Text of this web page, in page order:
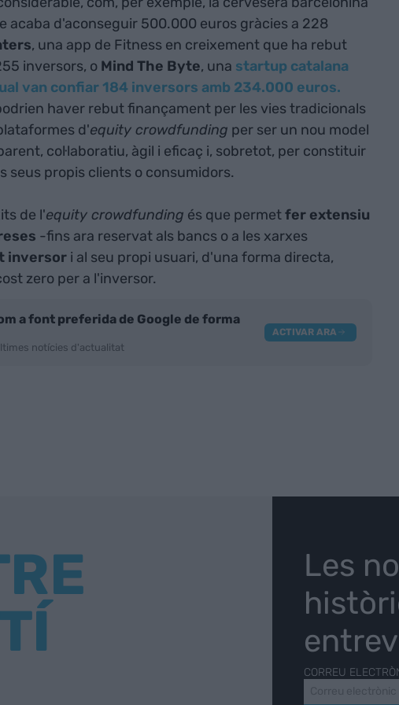
acaba d'aconseguir 500.000 euros gràcies a 228
, una app de Fitness en creixement que ha rebut
inversors, o Mind The Byte, una startup catalana
van confiar 184 inversors amb 234.000 euros.
haver rebut finançament per les vies tradicionals
d'equity crowdfunding per ser un nou model
col·laboratiu, àgil i eficaç i, sobretot, per constituir
seus propis clients o consumidors.
de l'equity crowdfunding és que permetfer extensiu
-fins ara reservat als bancs o a les xarxes
inversori al seu propi usuari, d'una forma directa,
zero per a l'inversor.
a font preferida de Google de forma
notícies d'actualitat
ACTIVAR ARA
Les
CORREU